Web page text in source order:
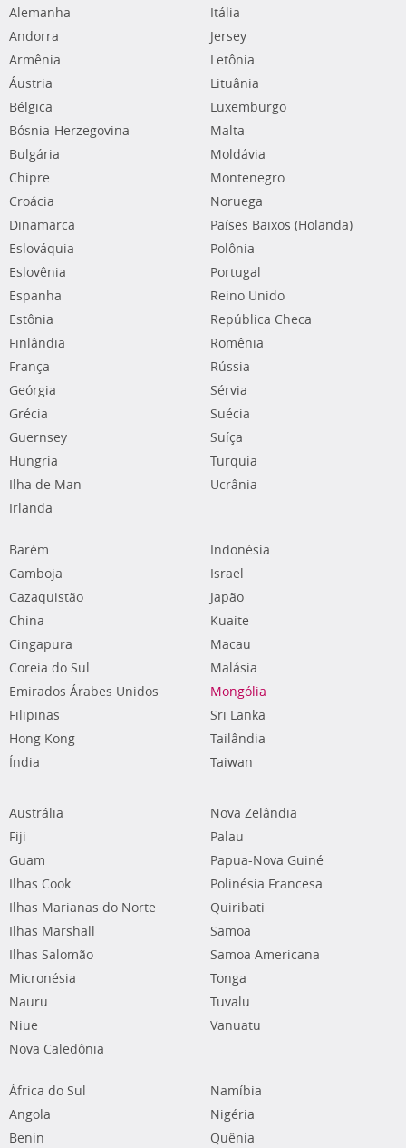
Alemanha
Andorra
Armênia
Áustria
Bélgica
Bósnia-Herzegovina
Bulgária
Chipre
Croácia
Dinamarca
Eslováquia
Eslovênia
Espanha
Estônia
Finlândia
França
Geórgia
Grécia
Guernsey
Hungria
Ilha de Man
Irlanda
Itália
Jersey
Letônia
Lituânia
Luxemburgo
Malta
Moldávia
Montenegro
Noruega
Países Baixos (Holanda)
Polônia
Portugal
Reino Unido
República Checa
Romênia
Rússia
Sérvia
Suécia
Suíça
Turquia
Ucrânia
Barém
Camboja
Cazaquistão
China
Cingapura
Coreia do Sul
Emirados Árabes Unidos
Filipinas
Hong Kong
Índia
Indonésia
Israel
Japão
Kuaite
Macau
Malásia
Mongólia
Sri Lanka
Tailândia
Taiwan
Austrália
Fiji
Guam
Ilhas Cook
Ilhas Marianas do Norte
Ilhas Marshall
Ilhas Salomão
Micronésia
Nauru
Niue
Nova Caledônia
Nova Zelândia
Palau
Papua-Nova Guiné
Polinésia Francesa
Quiribati
Samoa
Samoa Americana
Tonga
Tuvalu
Vanuatu
África do Sul
Angola
Benin
Namíbia
Nigéria
Quênia